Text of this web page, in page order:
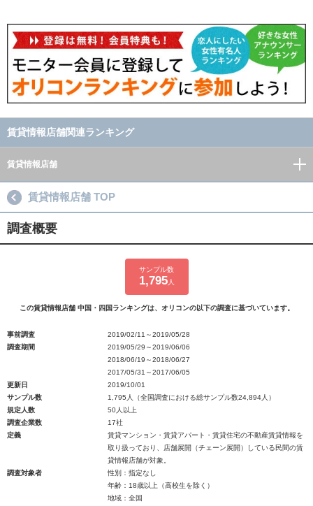
賃貸情報店舗関連ランキング
賃貸情報店舗
賃貸情報店舗 TOP
調査概要
サンプル数
1,795人
この賃貸情報店舗 中国・四国ランキングは、オリコンの以下の調査に基づいています。
事前調査
2019/02/11～2019/05/28
調査期間
2019/05/29～2019/06/06
2018/06/19～2018/06/27
2017/05/31～2017/06/05
更新日
2019/10/01
サンプル数
1,795人（全国調査における総サンプル数24,894人）
規定人数
50人以上
調査企業数
17社
定義
賃貸マンション・賃貸アパート・賃貸住宅の不動産賃貸情報を
取り扱っており、店舗展開（チェーン展開）している民間の賃
貸情報店舗が対象。
調査対象者
性別：指定なし
年齢：18歳以上（高校生を除く）
地域：全国